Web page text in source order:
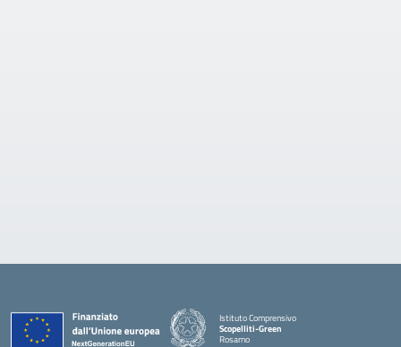
Istituto Comprensivo
Scopelliti-Green
Rosarno